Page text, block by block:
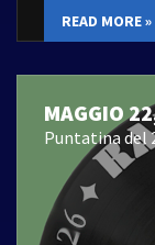
READ MORE »
MAGGIO
Puntatina del